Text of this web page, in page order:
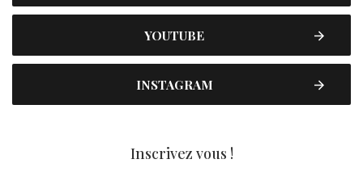
YOUTUBE
INSTAGRAM
Inscrivez vous !